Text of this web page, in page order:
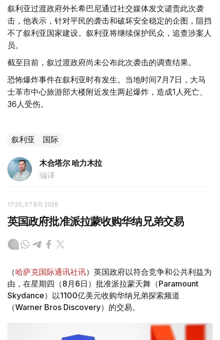
叙利亚过渡政府外长希巴尼通过社交媒体发文谴责此次袭
击，他表示，针对平民的袭击和破坏安全稳定的企图，阻挡
不了叙利亚国家建设。叙利亚将继续保护民众，追查涉案人
员。
截至目前，叙过渡政府尚未公布此次袭击的调查结果。
恐怖爆炸事件在叙利亚时有发生。当地时间7月7日，大马
士革市中心旅游部大楼附近发生两起爆炸，造成1人死亡、
36人受伤。
叙利亚 国际
木合塔尔 哈力木拉
编译
17:20, 07 8月 2026
英国政府批准派拉蒙收购华纳兄弟交易
（哈萨克国际通讯社讯）英国政府以符合竞争和公共利益为
由，在星期四（8月6日）批准派拉蒙天舞（Paramount
Skydance）以1100亿美元收购华纳兄弟探索频道
（Warner Bros Discovery）的交易。